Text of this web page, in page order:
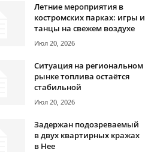
Летние мероприятия в
костромских парках: игры и
танцы на свежем воздухе
Июл 20, 2026
Ситуация на региональном
рынке топлива остаётся
стабильной
Июл 20, 2026
Задержан подозреваемый
в двух квартирных кражах
в Нее